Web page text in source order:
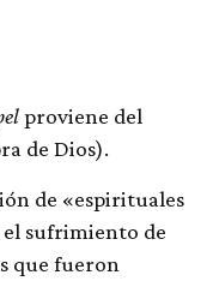
proviene del
de Dios).
de «espirituales
el sufrimiento de
que fueron